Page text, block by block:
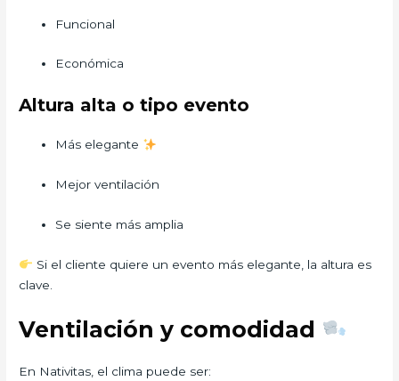
Funcional
Económica
Altura alta o tipo evento
Más elegante
Mejor ventilación
Se siente más amplia
Si el cliente quiere un evento más elegante, la altura es
clave.
Ventilación y comodidad
En Nativitas, el clima puede ser: